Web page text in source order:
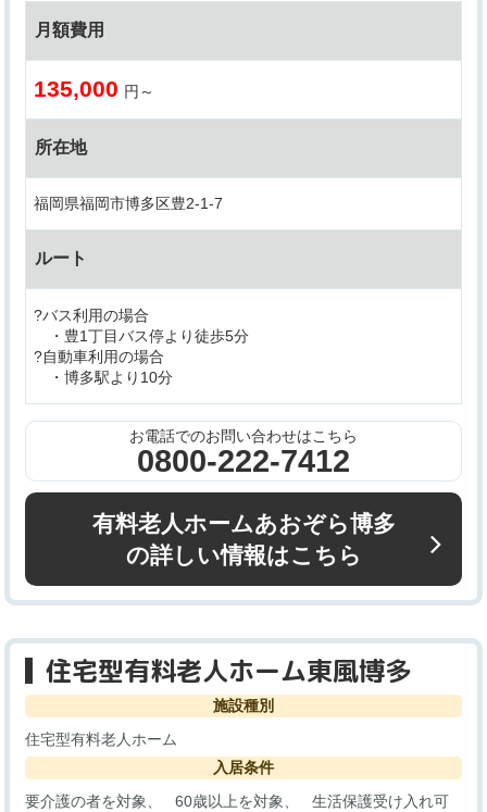
月額費用
135,000 円～
所在地
福岡県福岡市博多区豊2-1-7
ルート
?バス利用の場合
・豊1丁目バス停より徒歩5分
?自動車利用の場合
・博多駅より10分
お電話でのお問い合わせはこちら
0800-222-7412
有料老人ホームあおぞら博多
の詳しい情報はこちら
住宅型有料老人ホーム東風博多
施設種別
住宅型有料老人ホーム
入居条件
要介護の者を対象
60歳以上を対象 生活保護受け入れ可